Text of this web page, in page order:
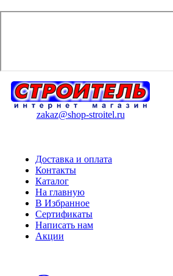
zakaz@shop-stroitel.ru
Доставка и оплата
Контакты
Каталог
На главную
В Избранное
Сертификаты
Написать нам
Акции